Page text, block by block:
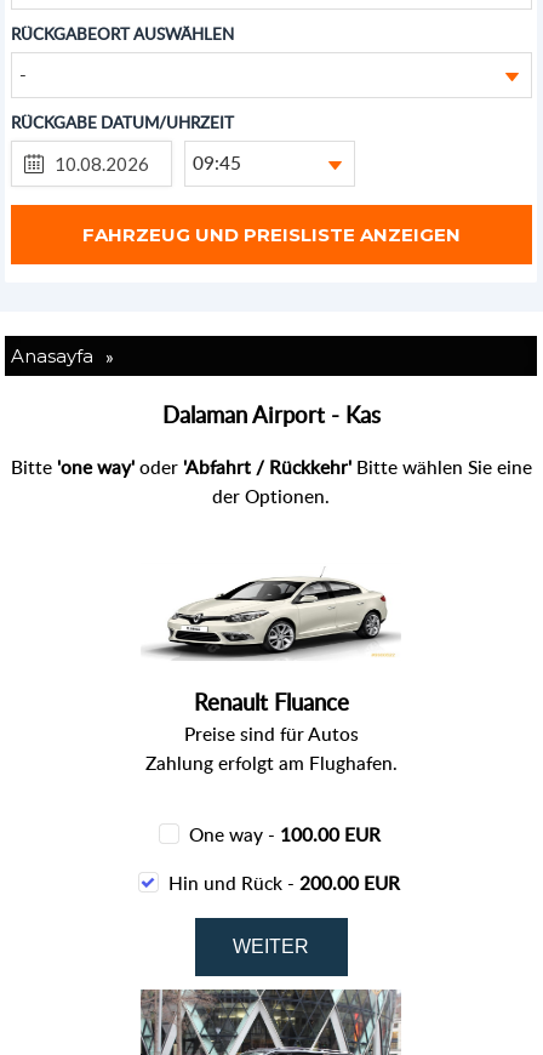
RÜCKGABEORT AUSWÄHLEN
-
RÜCKGABE DATUM/UHRZEIT
09:45
Anasayfa »
Dalaman Airport - Kas
Bitte 'one way'oder 'Abfahrt / Rückkehr'Bitte wählen Sie eine
der Optionen.
Renault Fluance
Preise sind für Autos
Zahlung erfolgt am Flughafen.
One way - 100.00 EUR
Hin und Rück - 200.00 EUR